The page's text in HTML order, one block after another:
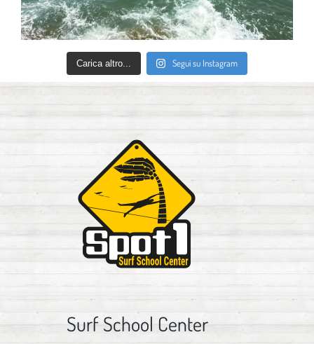
Carica altro... Segui su Instagram
Surf School Center